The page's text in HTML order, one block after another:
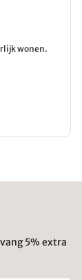
wonen.
5% extra